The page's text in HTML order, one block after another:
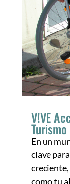
V!VE
En un
clave
creciente,
como tu